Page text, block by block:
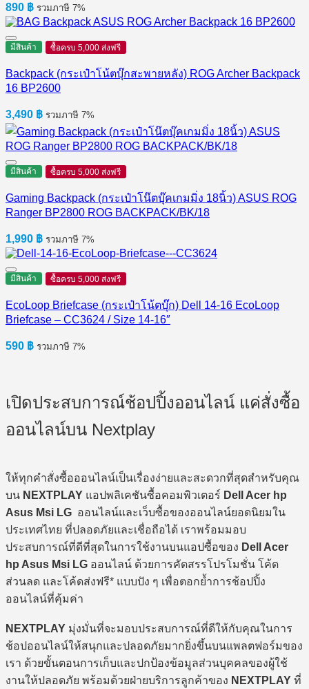
890 ฿ รวมภาษี 7%
มีสินค้า ซื้อครบ 5,000 ส่งฟรี
Backpack (กระเป๋าโน้ตบุ๊กสะพายหลัง) ROG Archer Backpack
16 BP2600
3,490 ฿ รวมภาษี 7%
มีสินค้า ซื้อครบ 5,000 ส่งฟรี
Gaming Backpack (กระเป๋าโน๊ตบุ๊คเกมมิ่ง 18นิ้ว) ASUS ROG
Ranger BP2800 ROG BACKPACK/BK/18
1,990 ฿ รวมภาษี 7%
มีสินค้า ซื้อครบ 5,000 ส่งฟรี
EcoLoop Briefcase (กระเป๋าโน้ตบุ๊ก) Dell 14-16 EcoLoop
Briefcase​ – CC3624 / Size 14-16″
590 ฿ รวมภาษี 7%
เปิดประสบการณ์ช้อปปิ้งออนไลน์ แค่สั่งซื้อ
ออนไลน์บน Nextplay
ให้ทุกคำสั่งซื้อออนไลน์เป็นเรื่องง่ายและสะดวกที่สุดสำหรับคุณ
บน NEXTPLAY แอปพลิเคชันซื้อคอมพิวเตอร์ Dell Acer hp
Asus Msi LG ออนไลน์และเว็บซื้อของออนไลน์ยอดนิยมใน
ประเทศไทย ที่ปลอดภัยและเชื่อถือได้ เราพร้อมมอบ
ประสบการณ์ที่ดีที่สุดในการใช้งานบนแอปซื้อของ Dell Acer
hp Asus Msi LG ออนไลน์ ด้วยการคัดสรรโปรโมชั่น โค้ด
ส่วนลด และโค้ดส่งฟรี* แบบปัง ๆ เพื่อตอกย้ำการช้อปปิ้ง
ออนไลน์ที่คุ้มค่า
NEXTPLAY มุ่งมั่นที่จะมอบประสบการณ์ที่ดีให้กับคุณในการ
ช้อปออนไลน์ให้สนุกและปลอดภัยมากยิ่งขึ้นบนแพลตฟอร์มของ
เรา ด้วยขั้นตอนการเก็บและปกป้องข้อมูลส่วนบุคคลของผู้ใช้
งานให้ปลอดภัย พร้อมด้วยฝ่ายบริการลูกค้าของ NEXTPLAY ที่